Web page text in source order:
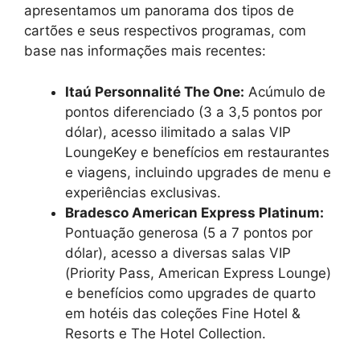
apresentamos um panorama dos tipos de
cartões e seus respectivos programas, com
base nas informações mais recentes:
Itaú Personnalité The One: Acúmulo de
pontos diferenciado (3 a 3,5 pontos por
dólar), acesso ilimitado a salas VIP
LoungeKey e benefícios em restaurantes
e viagens, incluindo upgrades de menu e
experiências exclusivas.
Bradesco American Express Platinum:
Pontuação generosa (5 a 7 pontos por
dólar), acesso a diversas salas VIP
(Priority Pass, American Express Lounge)
e benefícios como upgrades de quarto
em hotéis das coleções Fine Hotel &
Resorts e The Hotel Collection.